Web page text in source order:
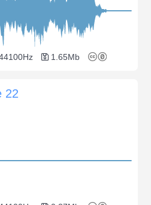
1.65Mb
22